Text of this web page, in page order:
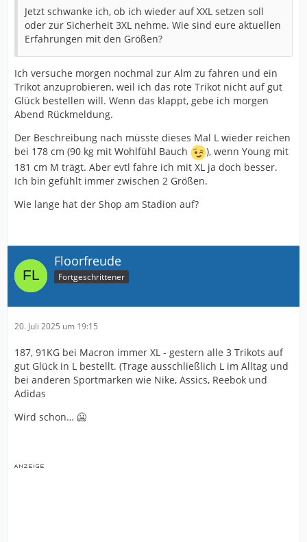
Jetzt schwanke ich, ob ich wieder auf XXL setzen soll
oder zur Sicherheit 3XL nehme. Wie sind eure aktuellen
Erfahrungen mit den Größen?
Ich versuche morgen nochmal zur Alm zu fahren und ein
Trikot anzuprobieren, weil ich das rote Trikot nicht auf gut
Glück bestellen will. Wenn das klappt, gebe ich morgen
Abend Rückmeldung.
Der Beschreibung nach müsste dieses Mal L wieder reichen
bei 178 cm (90 kg mit Wohlfühl Bauch
), wenn Young mit
181 cm M trägt. Aber evtl fahre ich mit XL ja doch besser.
Ich bin gefühlt immer zwischen 2 Größen.
Wie lange hat der Shop am Stadion auf?
Floorfreude
Fortgeschrittener
20. Juli 2025 um 19:15
187, 91KG bei Macron immer XL - gestern alle 3 Trikots auf
gut Glück in L bestellt. (Trage ausschließlich L im Alltag und
bei anderen Sportmarken wie Nike, Assics, Reebok und
Adidas
Wird schon… 🥶